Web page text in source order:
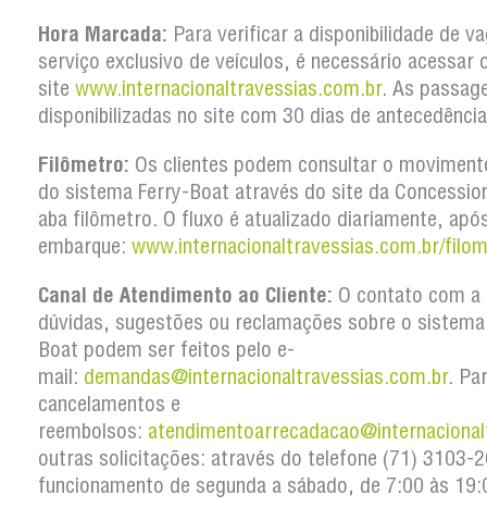
Hora Marcada: Para verificar a disponibilidade de
serviço exclusivo de veículos, é necessário acessar
site www.internacionaltravessias.com.br. As
disponibilizadas no site com 30 dias de
Filômetro: Os clientes podem consultar o
do sistema Ferry-Boat através do site da
aba filômetro. O fluxo é atualizado diariamente,
embarque: www.internacionaltravessias.com.br/
Canal de Atendimento ao Cliente: O contato com a
dúvidas, sugestões ou reclamações sobre o
Boat podem ser feitos pelo e-
mail: demandas@internacionaltravessias.com.br.
cancelamentos e
reembolsos:
outras solicitações: através do telefone (71) 3103-
funcionamento de segunda a sábado, de 7:00 às